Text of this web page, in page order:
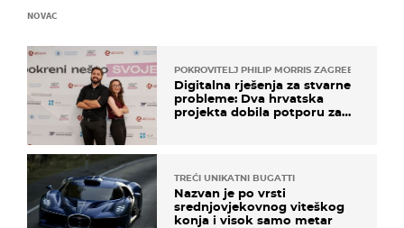
NOVAC
POKROVITELJ PHILIP MORRIS ZAGREB
Digitalna rješenja za stvarne
probleme: Dva hrvatska
projekta dobila potporu za
TREĆI UNIKATNI BUGATTI
Nazvan je po vrsti
srednjovjekovnog viteškog
konja i visok samo metar